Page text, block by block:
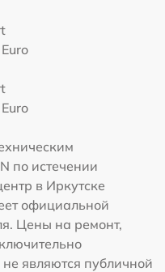
по истечении
в Иркутске
официальной
Цены на ремонт,
являются публичной